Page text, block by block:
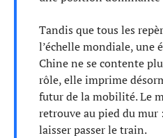
Tandis que tous les
l’échelle mondiale, une
Chine ne se contente
rôle, elle imprime
futur de la mobilité. Le
retrouve au pied du mur
laisser passer le train.